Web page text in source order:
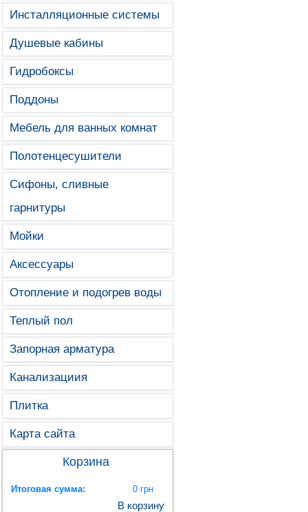
Инсталляционные системы
Душевые кабины
Гидробоксы
Поддоны
Мебель для ванных комнат
Полотенцесушители
Сифоны, сливные
гарнитуры
Мойки
Аксессуары
Отопление и подогрев воды
Теплый пол
Запорная арматура
Канализациия
Плитка
Карта сайта
Корзина
Итоговая сумма: 0 грн
В корзину